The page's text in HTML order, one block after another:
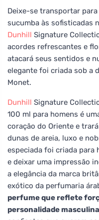
Deixe-se transportar
sucumba às sofisticadas
Dunhill Signature
acordes refrescantes e
atacará seus sentidos e
elegante foi criada sob a
Monet.
Dunhill Signature
100 ml para homens é
coração do Oriente e
dunas de areia, luxo e
especiada foi criada para
e deixar uma impressão
a elegância da marca
exótico da perfumaria
perfume que reflete
personalidade